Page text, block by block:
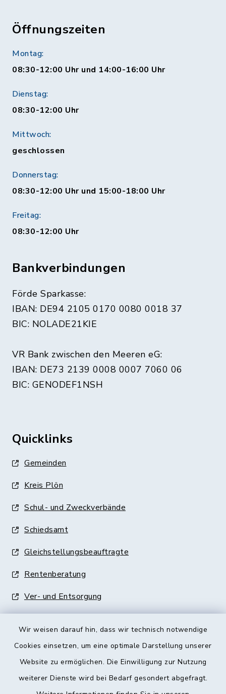
Wir weisen darauf hin, dass wir technisch notwendige
Cookies einsetzen, um eine optimale Darstellung unserer
Website zu ermöglichen. Die Einwilligung zur Nutzung
weiterer Dienste wird bei Bedarf gesondert abgefragt.
Öffnungszeiten
Montag:
08:30-12:00 Uhr und 14:00-16:00 Uhr
Dienstag:
08:30-12:00 Uhr
Mittwoch:
geschlossen
Donnerstag:
08:30-12:00 Uhr und 15:00-18:00 Uhr
Freitag:
08:30-12:00 Uhr
Bankverbindungen
Förde Sparkasse:
IBAN: DE94 2105 0170 0080 0018 37
BIC: NOLADE21KIE
VR Bank zwischen den Meeren eG:
IBAN: DE73 2139 0008 0007 7060 06
BIC: GENODEF1NSH
Quicklinks
Gemeinden
Kreis Plön
Schul- und Zweckverbände
Schiedsamt
Gleichstellungsbeauftragte
Rentenberatung
Ver- und Entsorgung